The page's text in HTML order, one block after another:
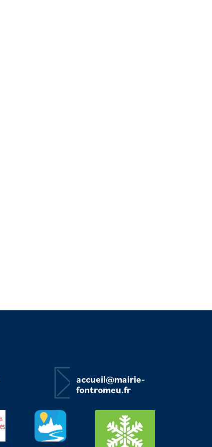
accueil@mairie-
fontromeu.fr